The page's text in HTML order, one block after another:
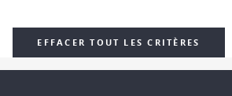
EFFACER TOUT LES CRITÈRES